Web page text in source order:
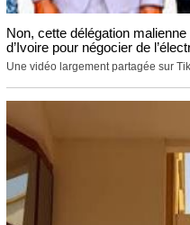
Non, cette délégation
d’Ivoire pour négocier de
Une vidéo largement partagée sur